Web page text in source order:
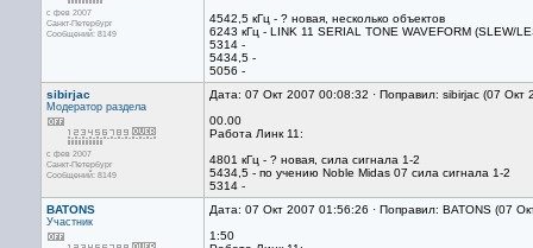
с фев 2007
Санкт-Петербург
Сообщений: 8149
4542,5 кГц - ? новая, несколько объектов
6243 кГц - LINK 11 SERIAL TONE WAVEFORM (SLEW/
5314 -
5434,5 -
5056 -
sibirjac
Модератор раздела
с фев 2007
Санкт-Петербург
Сообщений: 8149
Дата: 07 Окт 2007 00:08:32 · Поправил: sibirjac (07 Окт
00.00
Работа Линк 11:
4801 кГц - ? новая, сила сигнала 1-2
5434,5 - по учению Noble Midas 07 сила сигнала 1-2
5314 -
BATONS
Участник
Дата: 07 Окт 2007 01:56:26 · Поправил: BATONS (07
1:50